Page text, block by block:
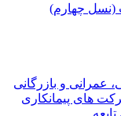
(نسل چهارم)
عمرانی و بازرگانی
های پیمانکاری